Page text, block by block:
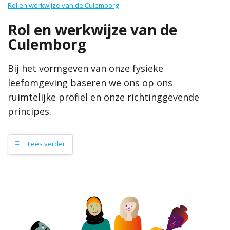
Meer informatie
Contact
Wat is een omgevingsvisie?
Hoe werkt de website?
Colofon
Culemborg in 2040, beschreven in de Omgevingsvisie
Een visie van, voor en door Culemborgers
Zoeken
Rol en werkwijze van de Culemborg
Rol en werkwijze van de
Culemborg
Bij het vormgeven van onze fysieke
leefomgeving baseren we ons op ons
ruimtelijke profiel en onze richtinggevende
principes.
Lees verder